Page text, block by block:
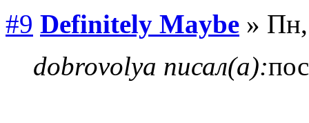
#9 Definitely Maybe » Пн,
dobrovolya писал(а):